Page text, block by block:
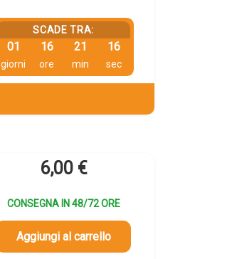
SCADE TRA:
01
giorni
16
ore
21
min
15
sec
6,00 €
CONSEGNA IN 48/72 ORE
Aggiungi al carrello